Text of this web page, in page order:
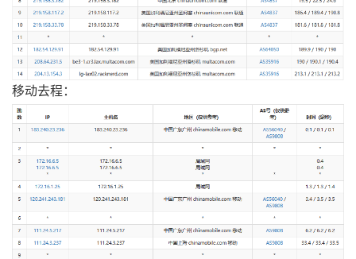
移动去程：